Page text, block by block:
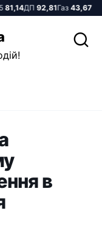
ДП92,81Газ43,67 🌤️
в